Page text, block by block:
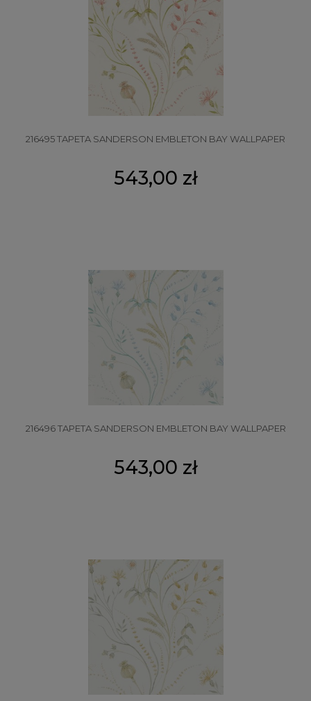
216495 TAPETA SANDERSON EMBLETON BAY WALLPAPER
543,00 zł
216496 TAPETA SANDERSON EMBLETON BAY WALLPAPER
543,00 zł